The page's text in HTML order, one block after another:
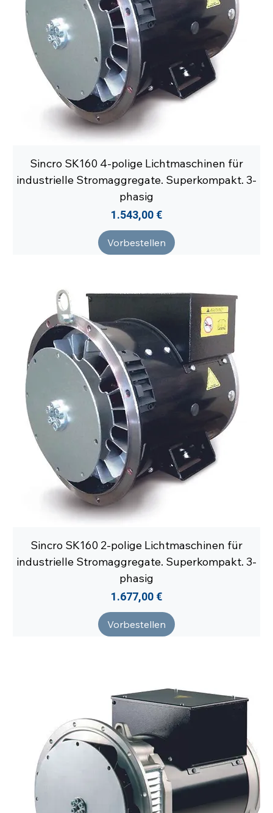
Sincro SK160 4-polige Lichtmaschinen für
industrielle Stromaggregate. Superkompakt. 3-
phasig
Preis
1.543,00 €
Vorbestellen
Sincro SK160 2-polige Lichtmaschinen für
industrielle Stromaggregate. Superkompakt. 3-
phasig
Preis
1.677,00 €
Vorbestellen